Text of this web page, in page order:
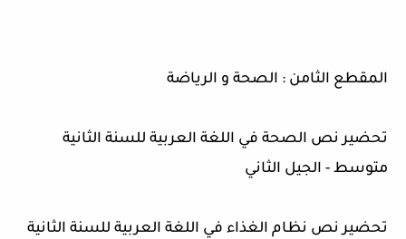
المقطع الثامن : الصحة و الرياضة
تحضير نص الصحة في اللغة العربية للسنة الثانية
متوسط - الجيل الثاني
تحضير نص نظام الغذاء في اللغة العربية للسنة الثانية